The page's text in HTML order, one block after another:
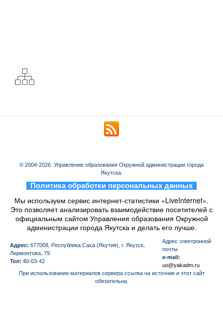
© 2004-2026. Управление образования Окружной администрации города
Якутска.
Политика обработки персональных данных
Мы используем сервис интернет-статистики «LiveInternet».
Это позволяет анализировать взаимодействие посетителей с
официальным сайтом Управления образования Окружной
администрации города Якутска и делать его лучше.
Адрес: 677008, Республика Саха (Якутия), г. Якутск,
Лермонтова, 79
Тел: 40-03-42
Aдрес электронной
почты
e-mail:
uo@yakadm.ru
При использовании материалов сервера ссылка на источник и этот сайт
обязательна.